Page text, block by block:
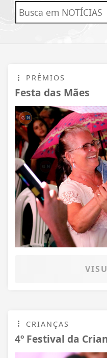
PRÊMIOS
Festa das Mães
CRIANÇAS
4º Festival da